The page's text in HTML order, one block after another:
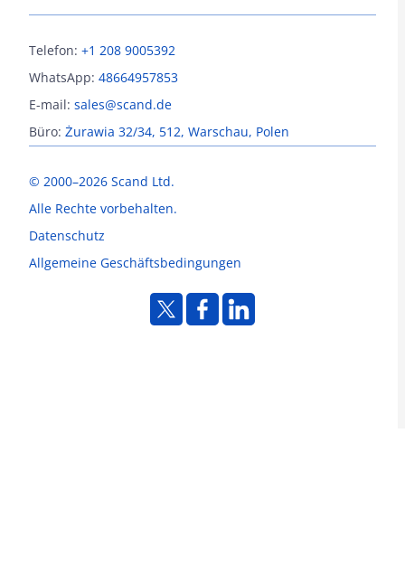
© 2000–2026 Scand Ltd.
Alle Rechte vorbehalten.
Datenschutz
Allgemeine Geschäftsbedingungen
Telefon: +1 208 9005392
WhatsApp: 48664957853
E-mail: sales@scand.de
Büro: Żurawia 32/34, 512, Warschau, Polen